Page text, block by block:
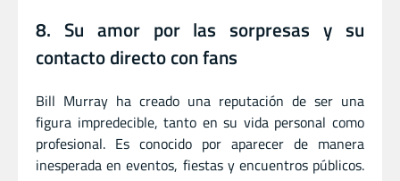
8. Su amor por las sorpresas y su
contacto directo con fans
Bill Murray ha creado una reputación de ser una
figura impredecible, tanto en su vida personal como
profesional. Es conocido por aparecer de manera
inesperada en eventos, fiestas y encuentros públicos.